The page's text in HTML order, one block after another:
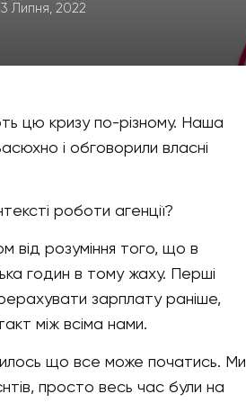
Липня, 2022
цю кризу по-різному. Наша
і обговорили власні
роботи агенції?
від розуміння того, що в
годин в тому жаху. Перші
зарплату раніше,
між всіма нами.
що все може початись. Ми
просто весь час були на